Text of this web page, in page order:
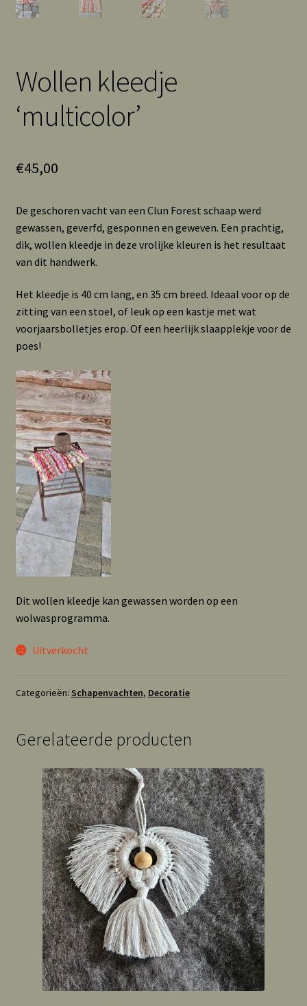
Wollen kleedje
‘multicolor’
€45,00
De geschoren vacht van een Clun Forest schaap werd
gewassen, geverfd, gesponnen en geweven. Een prachtig,
dik, wollen kleedje in deze vrolijke kleuren is het resultaat
van dit handwerk.
Het kleedje is 40 cm lang, en 35 cm breed. Ideaal voor op de
zitting van een stoel, of leuk op een kastje met wat
voorjaarsbolletjes erop. Of een heerlijk slaapplekje voor de
poes!
Dit wollen kleedje kan gewassen worden op een
wolwasprogramma.
Uitverkocht
Categorieën: Schapenvachten, Decoratie
Gerelateerde producten